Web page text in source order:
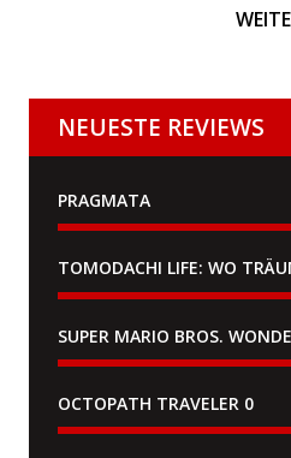
NEUESTE REVIEWS
PRAGMATA
TOMODACHI LIFE: WO
OCTOPATH TRAVELER 0